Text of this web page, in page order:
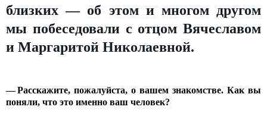
близких — об этом и многом другом
мы побеседовали с отцом Вячеславом
и Маргаритой Николаевной.
— Расскажите, пожалуйста, о вашем знакомстве. Как вы
поняли, что это именно ваш человек?